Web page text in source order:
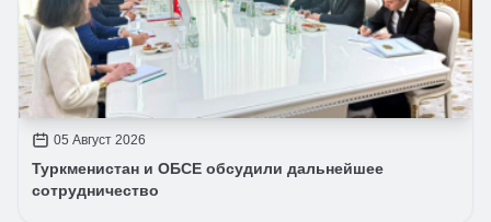
05 Август 2026
Туркменистан и ОБСЕ обсудили дальнейшее
сотрудничество